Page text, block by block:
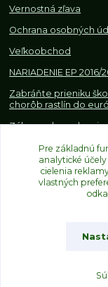
Vernostná zľava
Ochrana osobných
Veľkoobchod
NARIADENIE EP 2016/
Zabráňte prieniku
chorôb rastlín do
Zákazy, obmedzenia
obchodovaní s
Pre základnú
analytické
cielenia
vlastných